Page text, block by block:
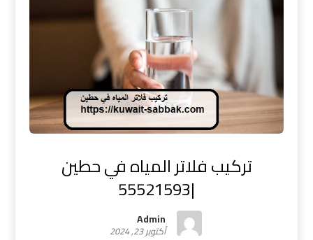
تركيب فلاتر المياه في حطين
|55521593
Admin
أكتوبر 23, 2024